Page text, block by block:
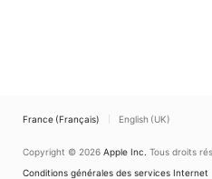
France (Français) English (UK)
Copyright © 2026 Apple Inc. Tous droits
Conditions générales des services Internet